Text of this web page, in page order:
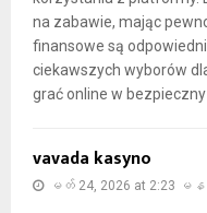
na zabawie, mając
finansowe są
ciekawszych wyborów
grać online w
vavada kasyno
မတ် 24, 2026 at 2:23 မ